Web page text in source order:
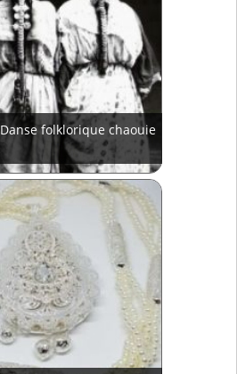
Danse folklorique chaouie